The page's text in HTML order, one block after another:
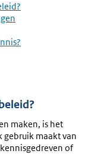
maken, is het
gebruik maakt van
of